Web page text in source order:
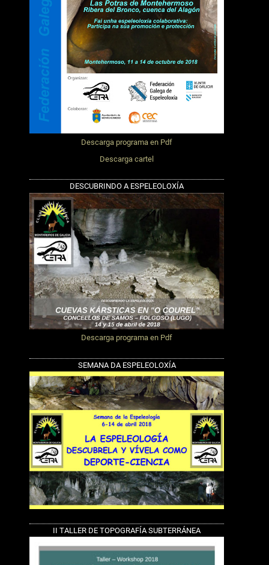
Descarga programa en Pdf
Descarga cartel
DESCUBRINDO A ESPELEOLOXÍA
Descarga programa en Pdf
SEMANA DA ESPELEOLOXÍA
II TALLER DE TOPOGRAFÍA SUBTERRÁNEA